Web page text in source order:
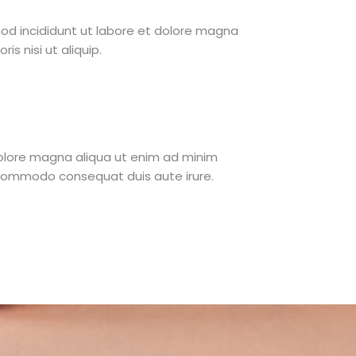
incididunt ut labore et dolore magna
nisi ut aliquip.
magna aliqua ut enim ad minim
consequat duis aute irure.